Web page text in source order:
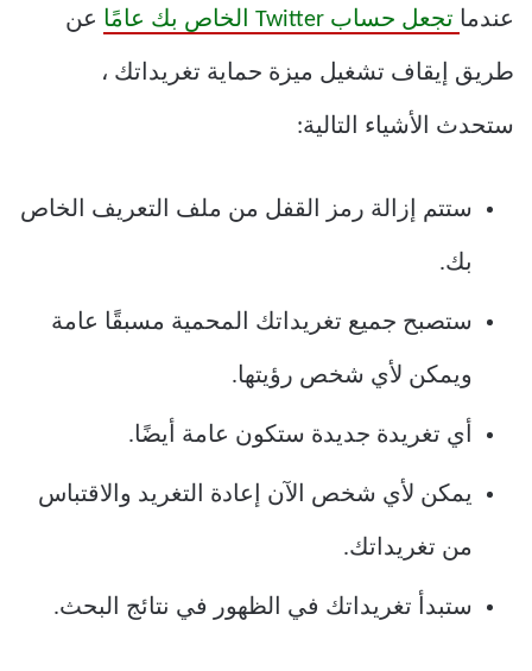
عندما تجعل حساب Twitter الخاص بك عامًا عن
طريق إيقاف تشغيل ميزة حماية تغريداتك ،
ستحدث الأشياء التالية:
ستتم إزالة رمز القفل من ملف التعريف الخاص
بك.
ستصبح جميع تغريداتك المحمية مسبقًا عامة
ويمكن لأي شخص رؤيتها.
أي تغريدة جديدة ستكون عامة أيضًا.
يمكن لأي شخص الآن إعادة التغريد والاقتباس
من تغريداتك.
ستبدأ تغريداتك في الظهور في نتائج البحث.